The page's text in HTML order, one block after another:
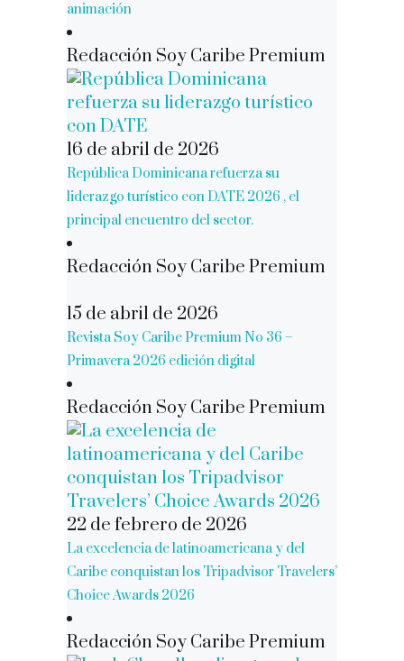
animación
Redacción Soy Caribe Premium
16 de abril de 2026
República Dominicana refuerza su
liderazgo turístico con DATE 2026 , el
principal encuentro del sector.
Redacción Soy Caribe Premium
15 de abril de 2026
Revista Soy Caribe Premium No 36 –
Primavera 2026 edición digital
Redacción Soy Caribe Premium
22 de febrero de 2026
La excelencia de latinoamericana y del
Caribe conquistan los Tripadvisor Travelers’
Choice Awards 2026
Redacción Soy Caribe Premium